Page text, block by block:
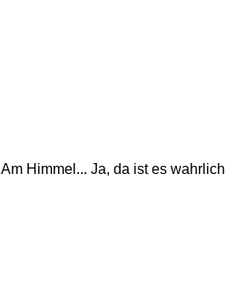
Am Himmel... Ja, da ist es